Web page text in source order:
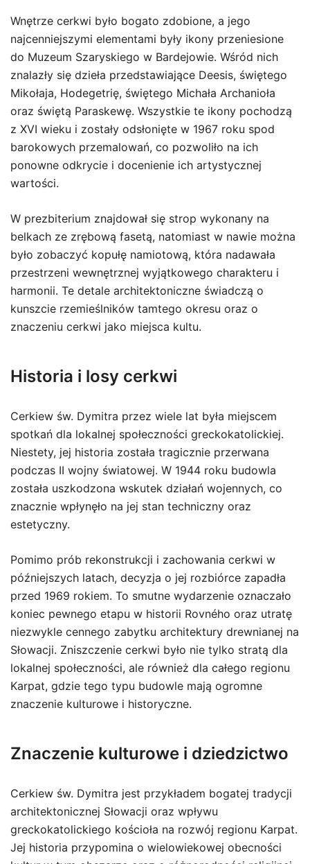
Wnętrze cerkwi było bogato zdobione, a jego
najcenniejszymi elementami były ikony przeniesione
do Muzeum Szaryskiego w Bardejowie. Wśród nich
znalazły się dzieła przedstawiające Deesis, świętego
Mikołaja, Hodegetrię, świętego Michała Archanioła
oraz świętą Paraskewę. Wszystkie te ikony pochodzą
z XVI wieku i zostały odsłonięte w 1967 roku spod
barokowych przemalowań, co pozwoliło na ich
ponowne odkrycie i docenienie ich artystycznej
wartości.
W prezbiterium znajdował się strop wykonany na
belkach ze zrębową fasetą, natomiast w nawie można
było zobaczyć kopułę namiotową, która nadawała
przestrzeni wewnętrznej wyjątkowego charakteru i
harmonii. Te detale architektoniczne świadczą o
kunszcie rzemieślników tamtego okresu oraz o
znaczeniu cerkwi jako miejsca kultu.
Historia i losy cerkwi
Cerkiew św. Dymitra przez wiele lat była miejscem
spotkań dla lokalnej społeczności greckokatolickiej.
Niestety, jej historia została tragicznie przerwana
podczas II wojny światowej. W 1944 roku budowla
została uszkodzona wskutek działań wojennych, co
znacznie wpłynęło na jej stan techniczny oraz
estetyczny.
Pomimo prób rekonstrukcji i zachowania cerkwi w
późniejszych latach, decyzja o jej rozbiórce zapadła
przed 1969 rokiem. To smutne wydarzenie oznaczało
koniec pewnego etapu w historii Rovného oraz utratę
niezwykle cennego zabytku architektury drewnianej na
Słowacji. Zniszczenie cerkwi było nie tylko stratą dla
lokalnej społeczności, ale również dla całego regionu
Karpat, gdzie tego typu budowle mają ogromne
znaczenie kulturowe i historyczne.
Znaczenie kulturowe i dziedzictwo
Cerkiew św. Dymitra jest przykładem bogatej tradycji
architektonicznej Słowacji oraz wpływu
greckokatolickiego kościoła na rozwój regionu Karpat.
Jej historia przypomina o wielowiekowej obecności